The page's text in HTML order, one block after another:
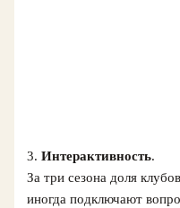
3.Интерактивность.
За три сезона доля
иногда подключают